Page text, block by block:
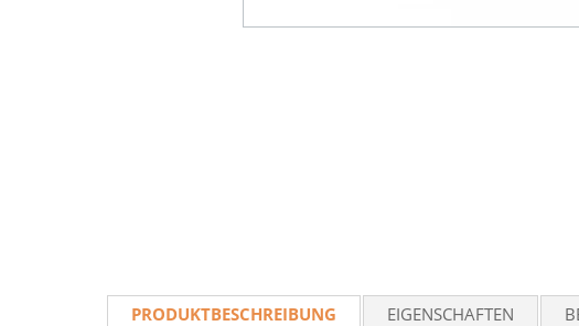
PRODUKTBESCHREIBUNG EIGENSCHAFTEN